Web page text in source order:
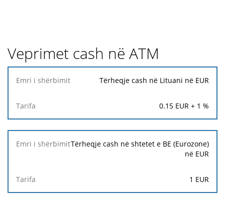
Veprimet cash në ATM
Emri i
Tërheqje cash në Lituani në EUR
0.15 EUR + 1 %
Tërheqje cash në shtetet e BE (Eurozone)
në EUR
1 EUR